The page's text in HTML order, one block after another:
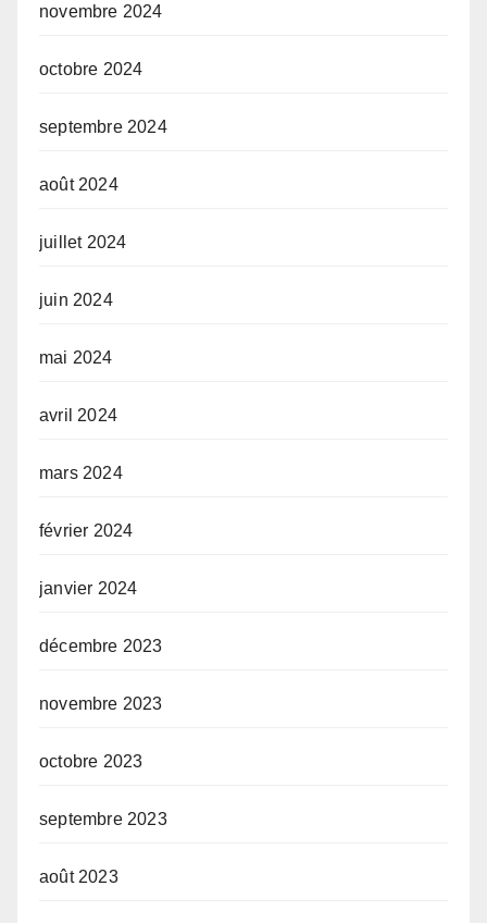
novembre 2024
octobre 2024
septembre 2024
août 2024
juillet 2024
juin 2024
mai 2024
avril 2024
mars 2024
février 2024
janvier 2024
décembre 2023
novembre 2023
octobre 2023
septembre 2023
août 2023